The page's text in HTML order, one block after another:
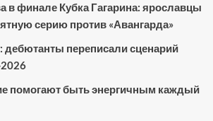
в финале Кубка Гагарина: ярославцы
серию против «Авангарда»
дебютанты переписали сценарий
помогают быть энергичным каждый